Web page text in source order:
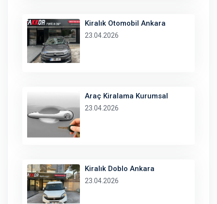
Kiralık Otomobil Ankara
23.04.2026
Araç Kiralama Kurumsal
23.04.2026
Kiralık Doblo Ankara
23.04.2026